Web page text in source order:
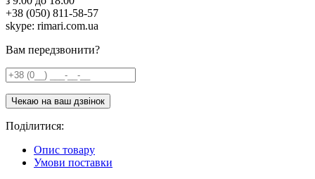
+38 (050) 811-58-57
skype: rimari.com.ua
Вам передзвонити?
Поділитися:
Опис товару
Умови поставки